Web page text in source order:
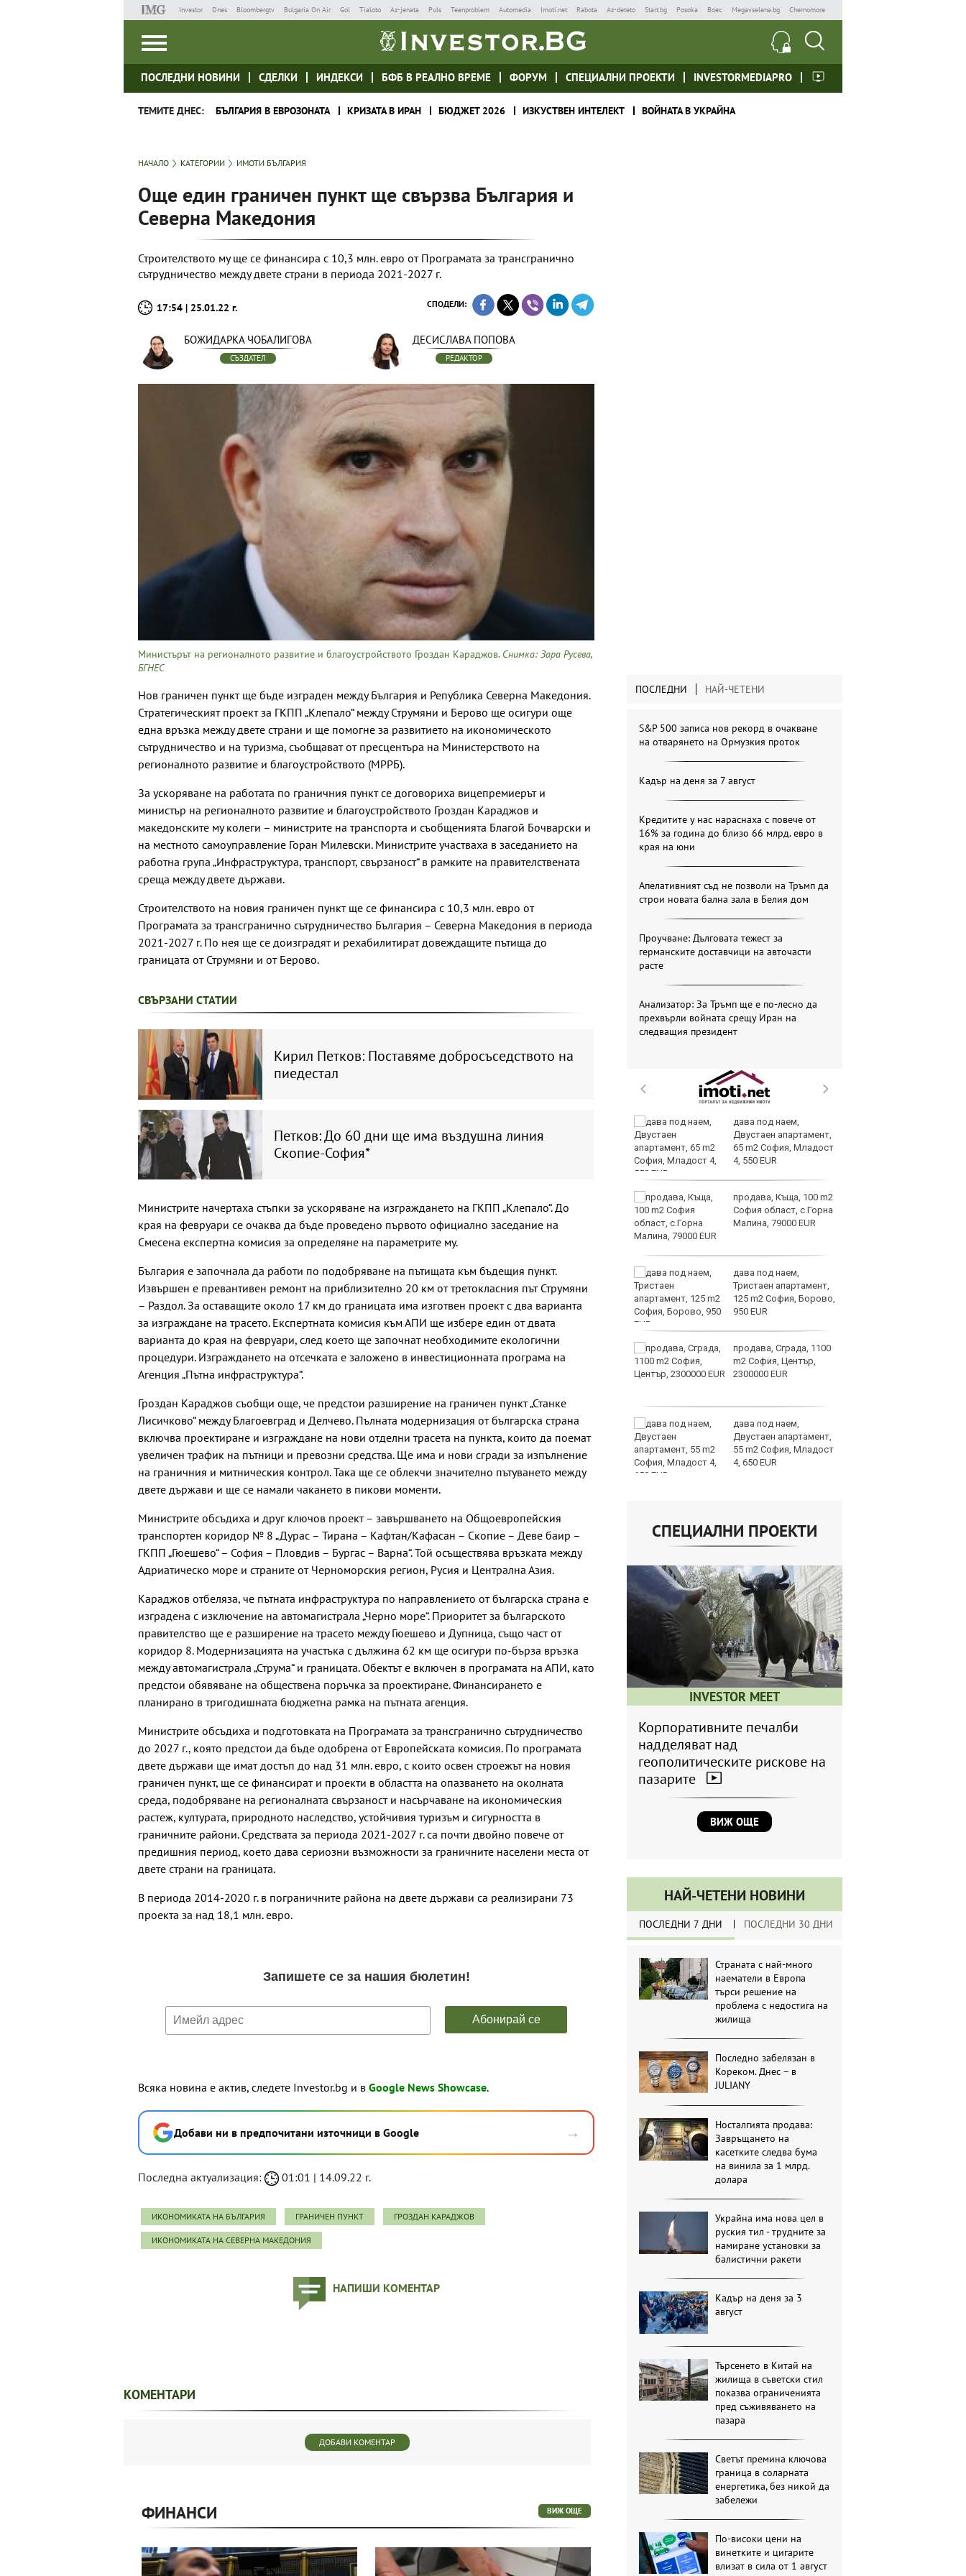
Investor Dnes Bloombergtv Bulgaria On Air Gol Tialoto Az-jenata Puls Teenproblem Automedia Imoti.net Rabota Az-deteto Start.bg Posoka Boec Megavselena.bg Chernomore
ПОСЛЕДНИ НОВИНИ СДЕЛКИ ИНДЕКСИ БФБ В РЕАЛНО ВРЕМЕ ФОРУМ СПЕЦИАЛНИ ПРОЕКТИ INVESTORMEDIAPRO
ТЕМИТЕ ДНЕС: БЪЛГАРИЯ В ЕВРОЗОНАТА КРИЗАТА В ИРАН БЮДЖЕТ 2026 ИЗКУСТВЕН ИНТЕЛЕКТ ВОЙНАТА В УКРАЙНА
НАЧАЛО КАТЕГОРИИ ИМОТИ БЪЛГАРИЯ
Още един граничен пункт ще свързва България и
Северна Македония
Строителството му ще се финансира с 10,3 млн. евро от Програмата за трансгранично
сътрудничество между двете страни в периода 2021-2027 г.
17:54 | 25.01.22 г. СПОДЕЛИ:
БОЖИДАРКА ЧОБАЛИГОВА
СЪЗДАТЕЛ
ДЕСИСЛАВА ПОПОВА
РЕДАКТОР
Министърът на регионалното развитие и благоустройството Гроздан Караджов. Снимка: Зара Русева,
БГНЕС
Нов граничен пункт ще бъде изграден между България и Република Северна Македония.
Стратегическият проект за ГКПП „Клепало“ между Струмяни и Берово ще осигури още
една връзка между двете страни и ще помогне за развитието на икономическото
сътрудничество и на туризма, съобщават от пресцентъра на Министерството на
регионалното развитие и благоустройството (МРРБ).
За ускоряване на работата по граничния пункт се договориха вицепремиерът и
министър на регионалното развитие и благоустройството Гроздан Караджов и
македонските му колеги – министрите на транспорта и съобщенията Благой Бочварски и
на местното самоуправление Горан Милевски. Министрите участваха в заседанието на
работна група „Инфраструктура, транспорт, свързаност“ в рамките на правителствената
среща между двете държави.
Строителството на новия граничен пункт ще се финансира с 10,3 млн. евро от
Програмата за трансгранично сътрудничество България – Северна Македония в периода
2021-2027 г. По нея ще се доизградят и рехабилитират довеждащите пътища до
границата от Струмяни и от Берово.
СВЪРЗАНИ СТАТИИ
Кирил Петков: Поставяме добросъседството на
пиедестал
Петков: До 60 дни ще има въздушна линия
Скопие-София*
Министрите начертаха стъпки за ускоряване на изграждането на ГКПП „Клепало“. До
края на февруари се очаква да бъде проведено първото официално заседание на
Смесена експертна комисия за определяне на параметрите му.
България е започнала да работи по подобряване на пътищата към бъдещия пункт.
Извършен е превантивен ремонт на приблизително 20 км от третокласния път Струмяни
– Раздол. За оставащите около 17 км до границата има изготвен проект с два варианта
за изграждане на трасето. Експертната комисия към АПИ ще избере един от двата
варианта до края на февруари, след което ще започнат необходимите екологични
процедури. Изграждането на отсечката е заложено в инвестиционната програма на
Агенция „Пътна инфраструктура“.
Гроздан Караджов съобщи още, че предстои разширение на граничен пункт „Станке
Лисичково“ между Благоевград и Делчево. Пълната модернизация от българска страна
включва проектиране и изграждане на нови отделни трасета на пункта, които да поемат
увеличен трафик на пътници и превозни средства. Ще има и нови сгради за изпълнение
на граничния и митническия контрол. Така ще се облекчи значително пътуването между
двете държави и ще се намали чакането в пикови моменти.
Министрите обсъдиха и друг ключов проект – завършването на Общоевропейския
транспортен коридор № 8 „Дурас – Тирана – Кафтан/Kaфaсан – Скопие – Деве баир –
ГКПП „Гюешево“ – София – Пловдив – Бургас – Варна“. Той осъществява връзката между
Адриатическо море и страните от Черноморския регион, Русия и Централна Азия.
Караджов отбеляза, че пътната инфраструктура по направлението от българска страна е
изградена с изключение на автомагистрала „Черно море“. Приоритет за българското
правителство ще е разширение на трасето между Гюешево и Дупница, също част от
коридор 8. Модернизацията на участъка с дължина 62 км ще осигури по-бърза връзка
между автомагистрала „Струма“ и границата. Обектът е включен в програмата на АПИ, като
предстои обявяване на обществена поръчка за проектиране. Финансирането е
планирано в тригодишната бюджетна рамка на пътната агенция.
Министрите обсъдиха и подготовката на Програмата за трансгранично сътрудничество
до 2027 г., която предстои да бъде одобрена от Европейската комисия. По програмата
двете държави ще имат достъп до над 31 млн. евро, с които освен строежът на новия
граничен пункт, ще се финансират и проекти в областта на опазването на околната
среда, подобряване на регионалната свързаност и насърчаване на икономическия
растеж, културата, природното наследство, устойчивия туризъм и сигурността в
граничните райони. Средствата за периода 2021-2027 г. са почти двойно повече от
предишния период, което дава сериозни възможности за граничните населени места от
двете страни на границата.
В периода 2014-2020 г. в пограничните района на двете държави са реализирани 73
проекта за над 18,1 млн. евро.
Всяка новина е актив, следете Investor.bg и в Google News Showcase.
Добави ни в предпочитани източници в Google →
Последна актуализация: 01:01 | 14.09.22 г.
ИКОНОМИКАТА НА БЪЛГАРИЯ ГРАНИЧЕН ПУНКТ ГРОЗДАН КАРАДЖОВ
ИКОНОМИКАТА НА СЕВЕРНА МАКЕДОНИЯ
НАПИШИ КОМЕНТАР
ПОСЛЕДНИ НАЙ-ЧЕТЕНИ
S&P 500 записа нов рекорд в очакване
на отварянето на Ормузкия проток
Кадър на деня за 7 август
Кредитите у нас нараснаха с повече от
16% за година до близо 66 млрд. евро в
края на юни
Апелативният съд не позволи на Тръмп да
строи новата бална зала в Белия дом
Проучване: Дълговата тежест за
германските доставчици на авточасти
расте
Анализатор: За Тръмп ще е по-лесно да
прехвърли войната срещу Иран на
следващия президент
чревните инфекции за
проведе тази събота в
Морската градина на
Тази събота: откриват
ловния сезон за
Атлетик (Провадия) за
Национална мрежа за
децата:
правосъдие след
случая с „ловци на педофили“
дава под наем,
Двустаен апартамент,
65 m2 София, Младост
4, 550 EUR
продава, Къща, 100 m2
София област, с.Горна
Малина, 79000 EUR
дава под наем,
Тристаен апартамент,
125 m2 София, Борово,
950 EUR
продава, Сграда, 1100
m2 София, Център,
2300000 EUR
дава под наем,
Двустаен апартамент,
55 m2 София, Младост
4, 650 EUR
СПЕЦИАЛНИ ПРОЕКТИ
INVESTOR MEET
Корпоративните печалби
надделяват над
геополитическите рискове на
пазарите
ВИЖ ОЩЕ
НАЙ-ЧЕТЕНИ НОВИНИ
ПОСЛЕДНИ 7 ДНИ ПОСЛЕДНИ 30 ДНИ
Страната с най-много
наематели в Европа
търси решение на
проблема с недостига на
жилища
Последно забелязан в
Кореком. Днес – в
JULIANY
Носталгията продава:
Завръщането на
касетките следва бума
на винила за 1 млрд.
долара
Украйна има нова цел в
руския тил - трудните за
намиране установки за
балистични ракети
Кадър на деня за 3
август
Търсенето в Китай на
жилища в съветски стил
показва ограниченията
пред съживяването на
пазара
Светът премина ключова
граница в соларната
енергетика, без никой да
забележи
По-високи цени на
винетките и цигарите
влизат в сила от 1 август
КОМЕНТАРИ
ДОБАВИ КОМЕНТАР
ФИНАНСИ ВИЖ ОЩЕ